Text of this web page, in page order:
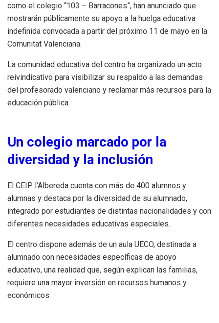
como el colegio “103 – Barracones”, han anunciado que
mostrarán públicamente su apoyo a la huelga educativa
indefinida convocada a partir del próximo 11 de mayo en la
Comunitat Valenciana.
La comunidad educativa del centro ha organizado un acto
reivindicativo para visibilizar su respaldo a las demandas
del profesorado valenciano y reclamar más recursos para la
educación pública.
Un colegio marcado por la
diversidad y la inclusión
El CEIP l’Albereda cuenta con más de 400 alumnos y
alumnas y destaca por la diversidad de su alumnado,
integrado por estudiantes de distintas nacionalidades y con
diferentes necesidades educativas especiales.
El centro dispone además de un aula UECO, destinada a
alumnado con necesidades específicas de apoyo
educativo, una realidad que, según explican las familias,
requiere una mayor inversión en recursos humanos y
económicos.